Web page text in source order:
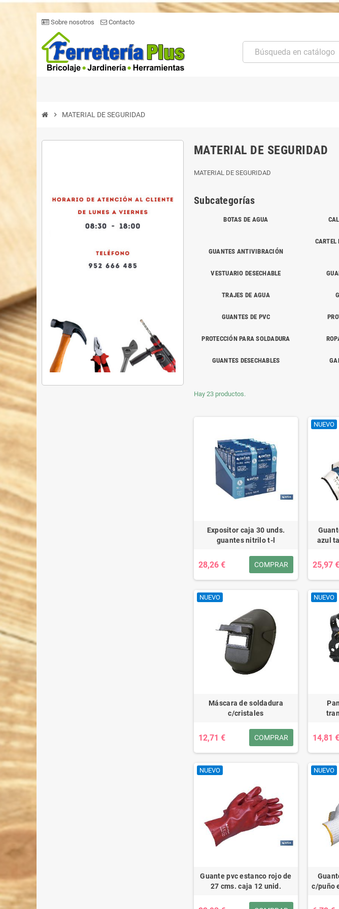
Sobre nosotros Contacto
chevron_right MATERIAL DE SEGURIDAD
MATERIAL DE SEGURIDAD
MATERIAL DE SEGURIDAD
Subcategorías
BOTAS DE AGUA
GUANTES ANTIVIBRACIÓN
CARTEL
VESTUARIO DESECHABLE
TRAJES DE AGUA
GUANTES DE PVC
PROTECCIÓN PARA SOLDADURA
GUANTES DESECHABLES
Hay 23 productos.
Expositor caja 30 unds.
guantes nitrilo t-l
28,26 € COMPRAR
NUEVO
azul
25,97 €
NUEVO
Máscara de soldadura
c/cristales
12,71 € COMPRAR
NUEVO
14,81 €
NUEVO
Guante pvc estanco rojo de
27 cms. caja 12 unid.
NUEVO
c/puño